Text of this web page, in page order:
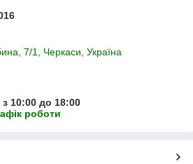
7/1, Черкаси, Україна
10:00 до 18:00
роботи